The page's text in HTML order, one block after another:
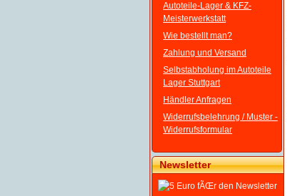
Autoteile-Lager & KFZ-
Meisterwerkstatt
Wie bestellt man?
Zahlung und Versand
Selbstabholung im Autoteile
Lager Stuttgart
Händler Anfragen
Widerrufsbelehrung / Muster -
Widerrufsformular
Newsletter